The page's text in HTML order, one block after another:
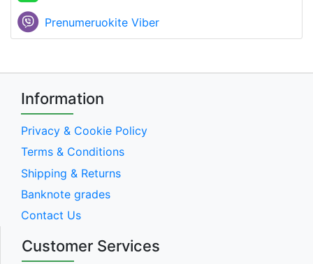
Prenumeruokite Viber
Information
Privacy & Cookie Policy
Terms & Conditions
Shipping & Returns
Banknote grades
Contact Us
Customer Services